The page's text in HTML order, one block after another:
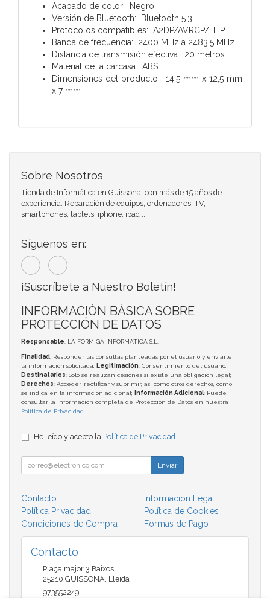
Acabado de color: Negro
Versión de Bluetooth: Bluetooth 5.3
Protocolos compatibles: A2DP/AVRCP/HFP
Banda de frecuencia: 2400 MHz a 2483,5 MHz
Distancia de transmisión efectiva: 20 metros
Material de la carcasa: ABS
Dimensiones del producto: 14,5 mm x 12,5 mm
x 7 mm
Sobre Nosotros
Tienda de Informática en Guissona, con más de 15 años de
experiencia. Reparación de equipos, ordenadores, TV,
smartphones, tablets, iphone, ipad ....
Síguenos en:
¡Suscríbete a Nuestro Boletín!
INFORMACIÓN BÁSICA SOBRE
PROTECCIÓN DE DATOS
Responsable: LA FORMIGA INFORMATICA S.L.
Finalidad: Responder las consultas planteadas por el usuario y enviarle
la información solicitada; Legitimación: Consentimiento del usuario;
Destinatarios: Solo se realizan cesiones si existe una obligación legal;
Derechos: Acceder, rectificar y suprimir, así como otros derechos, como
se indica en la información adicional;
Información Adicional: Puede
consultar la información completa de Protección de Datos en nuestra
Política de Privacidad
He leído y acepto la Política de Privacidad
Enviar
Contacto
Información Legal
Política Privacidad
Política de Cookies
Condiciones de Compra
Formas de Pago
Contacto
Plaça major 3 Baixos
25210 GUISSONA Lleida
973552249